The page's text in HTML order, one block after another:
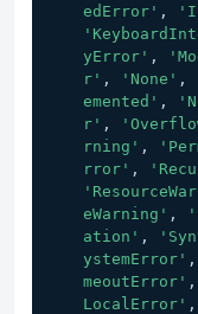
edError' ,
yError' ,
r' , 'None' ,
emented' ,
r' ,
rning' ,
rror' ,
eWarning' ,
ation' ,
ystemError' ,
meoutError' ,
LocalError' ,